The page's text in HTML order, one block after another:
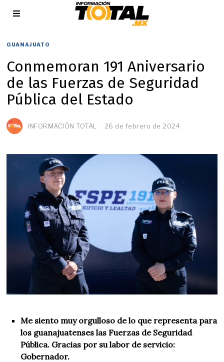
GUANAJUATO
Conmemoran 191 Aniversario
de las Fuerzas de Seguridad
Pública del Estado
INFORMACIÓN TOTAL 26 de febrero de 2024
Me siento muy orgulloso de lo que representa para
los guanajuatenses las Fuerzas de Seguridad
Pública. Gracias por su labor de servicio:
Gobernador.